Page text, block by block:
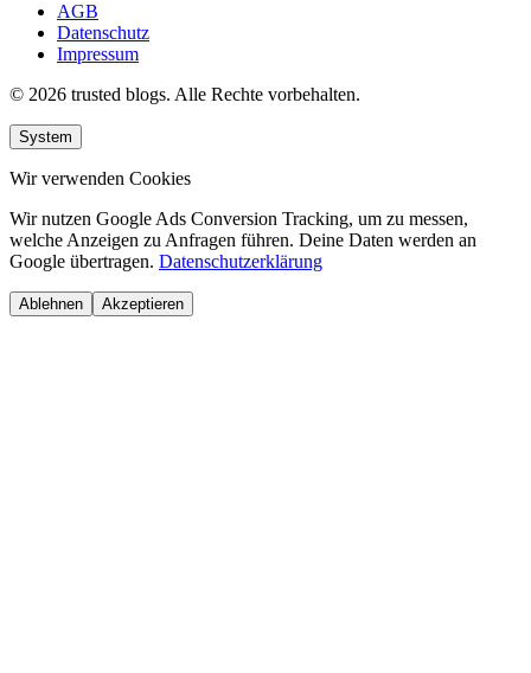
AGB
Datenschutz
Impressum
© 2026 trusted blogs. Alle Rechte vorbehalten.
System
Wir verwenden Cookies
Wir nutzen Google Ads Conversion Tracking, um zu messen,
welche Anzeigen zu Anfragen führen. Deine Daten werden an
Google übertragen. Datenschutzerklärung
Ablehnen Akzeptieren